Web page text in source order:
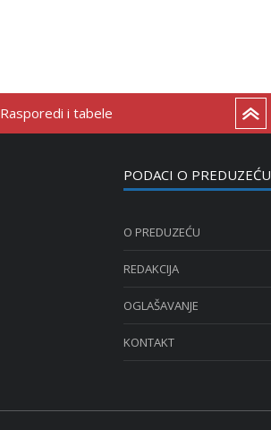
Rasporedi i tabele
PODACI O PREDUZEĆU
O PREDUZEĆU
REDAKCIJA
OGLAŠAVANJE
KONTAKT